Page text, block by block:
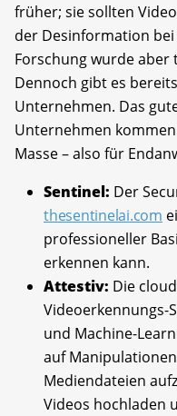
früher; sie sollten
der Desinformation
Forschung wurde
Dennoch gibt es
Unternehmen. Das
Unternehmen
Masse – also für
Sentinel: Der
thesentinelai.com
professioneller
erkennen kann.
Attestiv: Die
Videoerkennungs-
und Machine-
auf
Mediendateien
Videos hochladen